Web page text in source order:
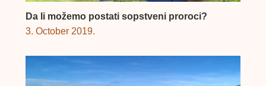
Da li možemo postati sopstveni proroci?
3. October 2019.